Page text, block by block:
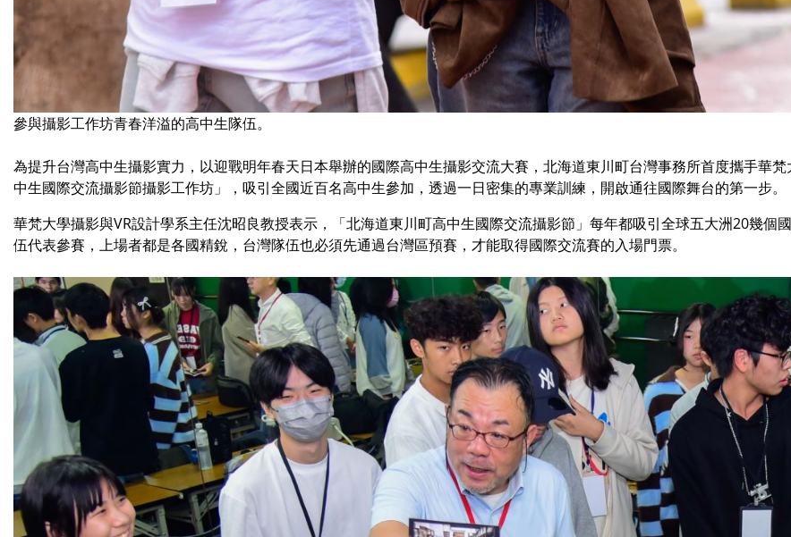
參與攝影工作坊青春洋溢的高中生隊伍。
為提升台灣高中生攝影實力，以迎戰明年春天日本舉辦的國際高中生攝影交流大賽，北海道東川町台灣事務所首度攜手華
中生國際交流攝影節攝影工作坊」，吸引全國近百名高中生參加，透過一日密集的專業訓練，開啟通往國際舞台的第一步。
華梵大學攝影與VR設計學系主任沈昭良教授表示，「北海道東川町高中生國際交流攝影節」每年都吸引全球五大洲20幾
伍代表參賽，上場者都是各國精銳，台灣隊伍也必須先通過台灣區預賽，才能取得國際交流賽的入場門票。